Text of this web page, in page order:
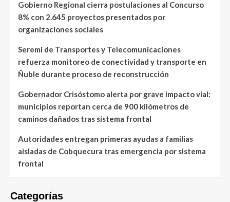
Gobierno Regional cierra postulaciones al Concurso
8% con 2.645 proyectos presentados por
organizaciones sociales
Seremi de Transportes y Telecomunicaciones
refuerza monitoreo de conectividad y transporte en
Ñuble durante proceso de reconstrucción
Gobernador Crisóstomo alerta por grave impacto vial:
municipios reportan cerca de 900 kilómetros de
caminos dañados tras sistema frontal
Autoridades entregan primeras ayudas a familias
aisladas de Cobquecura tras emergencia por sistema
frontal
Categorías